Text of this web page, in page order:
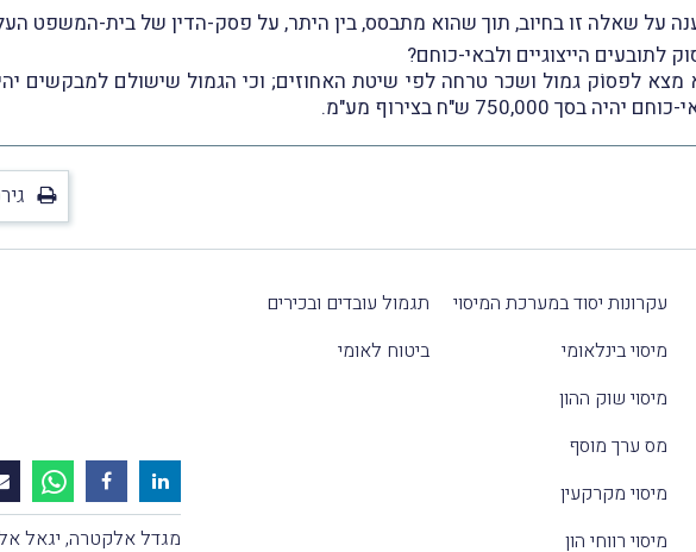
על שאלה זו בחיוב, תוך שהוא מתבסס, בין היתר, על פסק-הדין של בית-המשפט
הייצוגיים ולבאי-כוחם?
לפסוֹק גמול ושכר טרחה לפי שיטת האחוזים; וכי הגמול שישולם למבקשים יהיה בסך
ש"ח בצירוף מע"מ.
עקרונות יסוד במערכת המיסוי
מיסוי בינלאומי
מיסוי שוק ההון
מס ערך מוסף
מיסוי מקרקעין
מיסוי רווחי הון
תגמול עובדים ובכירים
ביטוח לאומי
מגדל אלקטרה, יגאל אלון 98, תל-אביב